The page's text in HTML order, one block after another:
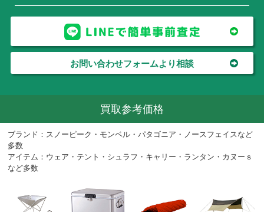
お問い合わせフォームより相談
買取参考価格
ブランド：スノーピーク・モンベル・パタゴニア・ノースフェイスなど
多数
アイテム：ウェア・テント・シュラフ・キャリー・ランタン・カヌーｓ
など多数